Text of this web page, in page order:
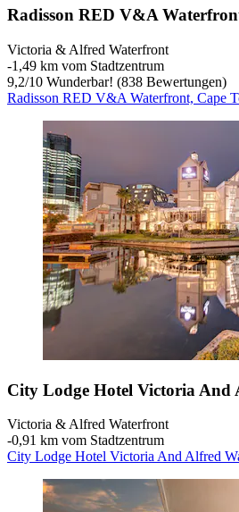
Radisson RED V&A
Victoria & Alfred Waterfront
‐1,49 km vom Stadtzentrum
9,2/10 Wunderbar! (838 Bewertungen)
Radisson RED V&A Waterfront, Cape
City Lodge Hotel Victoria And
Victoria & Alfred Waterfront
‐0,91 km vom Stadtzentrum
City Lodge Hotel Victoria And Alfred